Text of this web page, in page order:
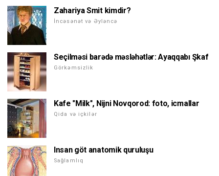
Zahariya Smit kimdir?
İncəsənət və Əyləncə
Seçilməsi barədə məsləhətlər: Ayaqqabı Şkaf
Görkəmsizlik
Kafe "Milk", Nijni Novqorod: foto, icmallar
Qida və içkilər
Insan göt anatomik quruluşu
Sağlamlıq